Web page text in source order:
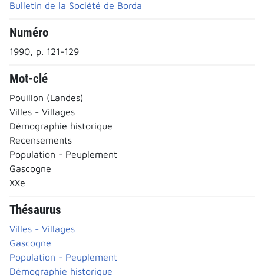
Bulletin de la Société de Borda
Numéro
1990, p. 121-129
Mot-clé
Pouillon (Landes)
Villes - Villages
Démographie historique
Recensements
Population - Peuplement
Gascogne
XXe
Thésaurus
Villes - Villages
Gascogne
Population - Peuplement
Démographie historique